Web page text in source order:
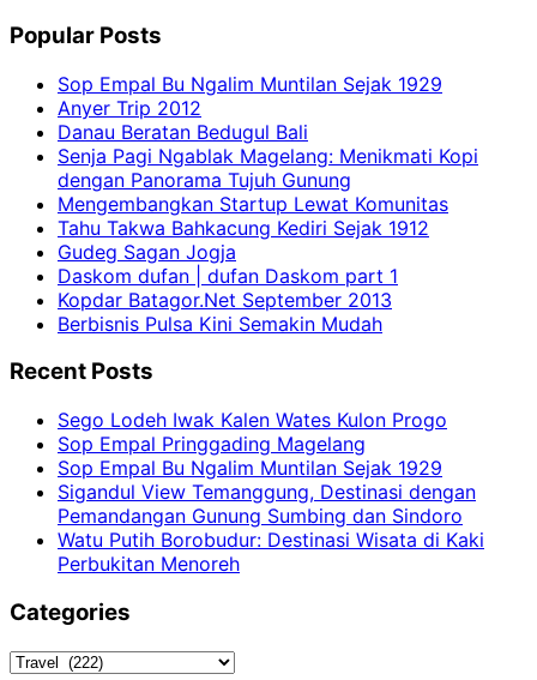
Popular Posts
Sop Empal Bu Ngalim Muntilan Sejak 1929
Anyer Trip 2012
Danau Beratan Bedugul Bali
Senja Pagi Ngablak Magelang: Menikmati Kopi
dengan Panorama Tujuh Gunung
Mengembangkan Startup Lewat Komunitas
Tahu Takwa Bahkacung Kediri Sejak 1912
Gudeg Sagan Jogja
Daskom dufan | dufan Daskom part 1
Kopdar Batagor.Net September 2013
Berbisnis Pulsa Kini Semakin Mudah
Recent Posts
Sego Lodeh Iwak Kalen Wates Kulon Progo
Sop Empal Pringgading Magelang
Sop Empal Bu Ngalim Muntilan Sejak 1929
Sigandul View Temanggung, Destinasi dengan
Pemandangan Gunung Sumbing dan Sindoro
Watu Putih Borobudur: Destinasi Wisata di Kaki
Perbukitan Menoreh
Categories
Categories